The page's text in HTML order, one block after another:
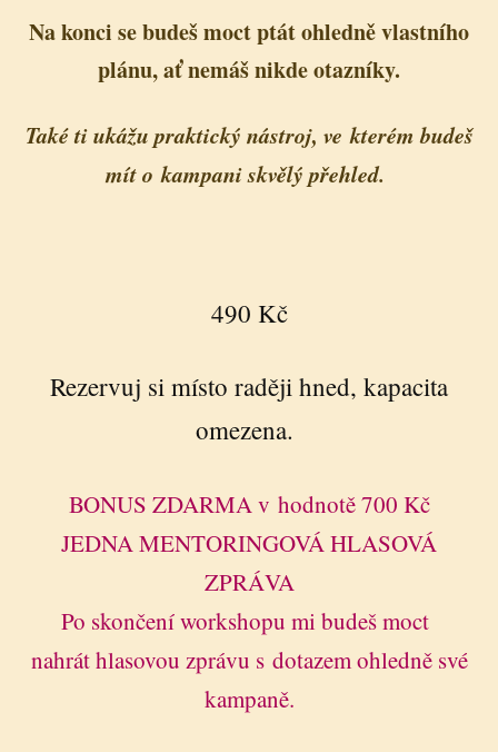
Na konci se budeš moct ptát ohledně vlastního
plánu, ať nemáš nikde otazníky.
Také ti ukážu praktický nástroj, ve kterém budeš
mít o kampani skvělý přehled.
490 Kč
Rezervuj si místo raději hned, kapacita
omezena.
BONUS ZDARMA v hodnotě 700 Kč
JEDNA MENTORINGOVÁ HLASOVÁ
ZPRÁVA
Po skončení workshopu mi budeš moct
nahrát hlasovou zprávu s dotazem ohledně své
kampaně.